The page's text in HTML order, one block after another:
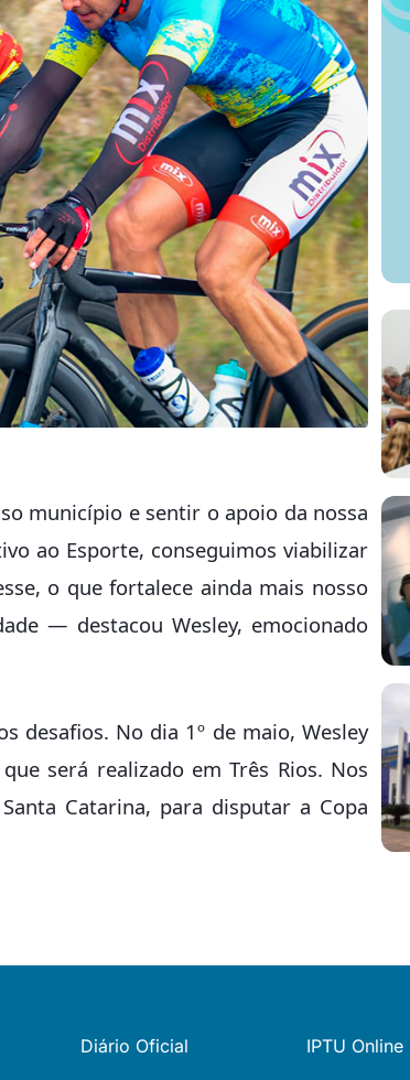
município e sentir o apoio da nossa
ao Esporte, conseguimos viabilizar
o que fortalece ainda mais nosso
— destacou Wesley, emocionado
desafios. No dia 1º de maio, Wesley
será realizado em Três Rios. Nos
Catarina, para disputar a Copa
Diário Oficial IPTU Online